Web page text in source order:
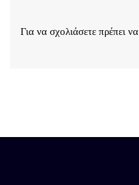
Για να σχολιάσετε πρέπει να